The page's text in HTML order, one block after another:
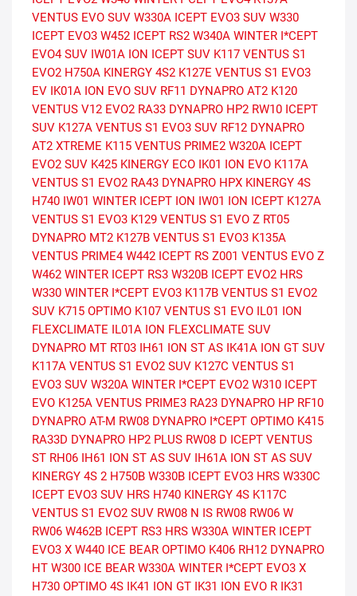
VENTUS EVO SUV W330A ICEPT EVO3 SUV W330
ICEPT EVO3 W452 ICEPT RS2 W340A WINTER I*CEPT
EVO4 SUV IW01A ION ICEPT SUV K117 VENTUS S1
EVO2 H750A KINERGY 4S2 K127E VENTUS S1 EVO3
EV IK01A ION EVO SUV RF11 DYNAPRO AT2 K120
VENTUS V12 EVO2 RA33 DYNAPRO HP2 RW10 ICEPT
SUV K127A VENTUS S1 EVO3 SUV RF12 DYNAPRO
AT2 XTREME K115 VENTUS PRIME2 W320A ICEPT
EVO2 SUV K425 KINERGY ECO IK01 ION EVO K117A
VENTUS S1 EVO2 RA43 DYNAPRO HPX KINERGY 4S
H740 IW01 WINTER ICEPT ION IW01 ION ICEPT K127A
VENTUS S1 EVO3 K129 VENTUS S1 EVO Z RT05
DYNAPRO MT2 K127B VENTUS S1 EVO3 K135A
VENTUS PRIME4 W442 ICEPT RS Z001 VENTUS EVO Z
W462 WINTER ICEPT RS3 W320B ICEPT EVO2 HRS
W330 WINTER I*CEPT EVO3 K117B VENTUS S1 EVO2
SUV K715 OPTIMO K107 VENTUS S1 EVO IL01 ION
FLEXCLIMATE IL01A ION FLEXCLIMATE SUV
DYNAPRO MT RT03 IH61 ION ST AS IK41A ION GT SUV
K117A VENTUS S1 EVO2 SUV K127C VENTUS S1
EVO3 SUV W320A WINTER I*CEPT EVO2 W310 ICEPT
EVO K125A VENTUS PRIME3 RA23 DYNAPRO HP RF10
DYNAPRO AT-M RW08 DYNAPRO I*CEPT OPTIMO K415
RA33D DYNAPRO HP2 PLUS RW08 D ICEPT VENTUS
ST RH06 IH61 ION ST AS SUV IH61A ION ST AS SUV
KINERGY 4S 2 H750B W330B ICEPT EVO3 HRS W330C
ICEPT EVO3 SUV HRS H740 KINERGY 4S K117C
VENTUS S1 EVO2 SUV RW08 N IS RW08 RW06 W
RW06 W462B ICEPT RS3 HRS W330A WINTER ICEPT
EVO3 X W440 ICE BEAR OPTIMO K406 RH12 DYNAPRO
HT W300 ICE BEAR W330A WINTER I*CEPT EVO3 X
H730 OPTIMO 4S IK41 ION GT IK31 ION EVO R IK31